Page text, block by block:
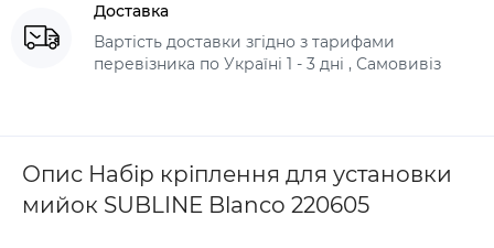
Доставка
Вартість доставки згідно з тарифами
перевізника по Україні 1 - 3 дні , Самовивіз
Опис Набір кріплення для установки
мийок SUBLINE Blanco 220605